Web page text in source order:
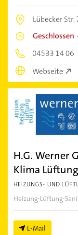
Lübecker Str.
Geschlossen
04533 14 06
Webseite
H.G. Werner
Klima Lüftung
HEIZUNGS- UND
Heizung-Lüftung-
E-Mail